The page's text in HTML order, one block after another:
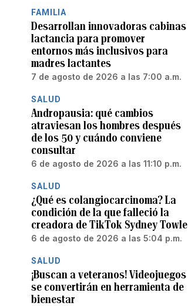
FAMILIA
Desarrollan innovadoras cabinas
lactancia para promover
entornos más inclusivos para
madres lactantes
7 de agosto de 2026 a las 7:00 a.m.
SALUD
Andropausia: qué cambios
atraviesan los hombres después
de los 50 y cuándo conviene
consultar
6 de agosto de 2026 a las 11:10 p.m.
SALUD
¿Qué es colangiocarcinoma? La
condición de la que falleció la
creadora de TikTok Sydney Towle
6 de agosto de 2026 a las 5:04 p.m.
SALUD
¡Buscan a veteranos! Videojuegos
se convertirán en herramienta de
bienestar